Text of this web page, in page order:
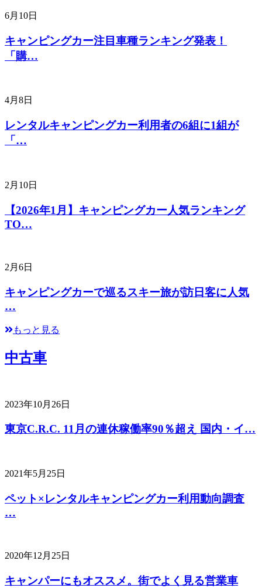
6月10日
キャンピングカー注目車種ランキング発表！
「購…
4月8日
レンタルキャンピングカー利用者の6組に1組が
「…
2月10日
【2026年1月】キャンピングカー人気ランキング
TO…
2月6日
キャンピングカーで巡るスキー旅が訪日客に人気
…
もっと見る
中古車
2023年10月26日
東京C.R.C. 11月の連休稼働率90％超え 国内・イ…
2021年5月25日
ペット×レンタルキャンピングカー利用動向調査
…
2020年12月25日
キャンパーにもオススメ。街でよく見る営業車